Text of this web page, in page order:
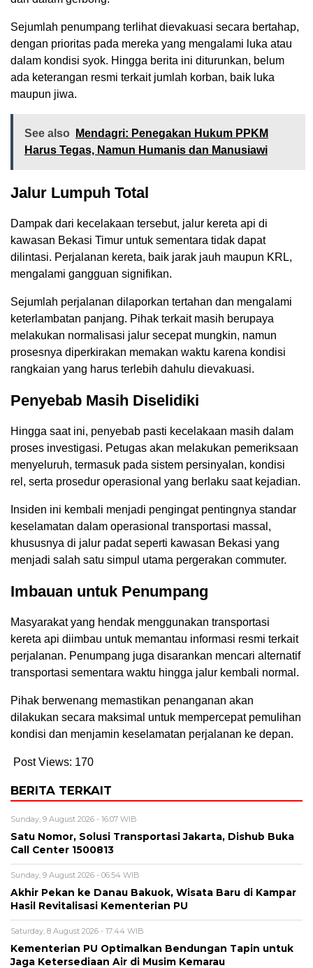
Sejumlah penumpang terlihat dievakuasi secara bertahap,
dengan prioritas pada mereka yang mengalami luka atau
dalam kondisi syok. Hingga berita ini diturunkan, belum
ada keterangan resmi terkait jumlah korban, baik luka
maupun jiwa.
See also
Mendagri: Penegakan Hukum PPKM
Harus Tegas, Namun Humanis dan Manusiawi
Jalur Lumpuh Total
Dampak dari kecelakaan tersebut, jalur kereta api di
kawasan Bekasi Timur untuk sementara tidak dapat
dilintasi. Perjalanan kereta, baik jarak jauh maupun KRL,
mengalami gangguan signifikan.
Sejumlah perjalanan dilaporkan tertahan dan mengalami
keterlambatan panjang. Pihak terkait masih berupaya
melakukan normalisasi jalur secepat mungkin, namun
prosesnya diperkirakan memakan waktu karena kondisi
rangkaian yang harus terlebih dahulu dievakuasi.
Penyebab Masih Diselidiki
Hingga saat ini, penyebab pasti kecelakaan masih dalam
proses investigasi. Petugas akan melakukan pemeriksaan
menyeluruh, termasuk pada sistem persinyalan, kondisi
rel, serta prosedur operasional yang berlaku saat kejadian.
Insiden ini kembali menjadi pengingat pentingnya standar
keselamatan dalam operasional transportasi massal,
khususnya di jalur padat seperti kawasan Bekasi yang
menjadi salah satu simpul utama pergerakan commuter.
Imbauan untuk Penumpang
Masyarakat yang hendak menggunakan transportasi
kereta api diimbau untuk memantau informasi resmi terkait
perjalanan. Penumpang juga disarankan mencari alternatif
transportasi sementara waktu hingga jalur kembali normal.
Pihak berwenang memastikan penanganan akan
dilakukan secara maksimal untuk mempercepat pemulihan
kondisi dan menjamin keselamatan perjalanan ke depan.
Post Views: 170
BERITA TERKAIT
Sunday, 9 August 2026 - 16:07 WIB
Satu Nomor, Solusi Transportasi Jakarta, Dishub Buka
Call Center 1500813
Sunday, 9 August 2026 - 06:54 WIB
Akhir Pekan ke Danau Bakuok, Wisata Baru di Kampar
Hasil Revitalisasi Kementerian PU
Saturday, 8 August 2026 - 17:44 WIB
Kementerian PU Optimalkan Bendungan Tapin untuk
Jaga Ketersediaan Air di Musim Kemarau